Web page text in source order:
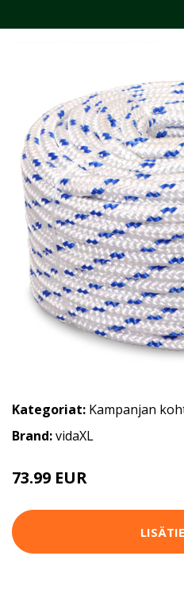
Kategoriat: Kampanjan
Brand:vidaXL
73.99 EUR